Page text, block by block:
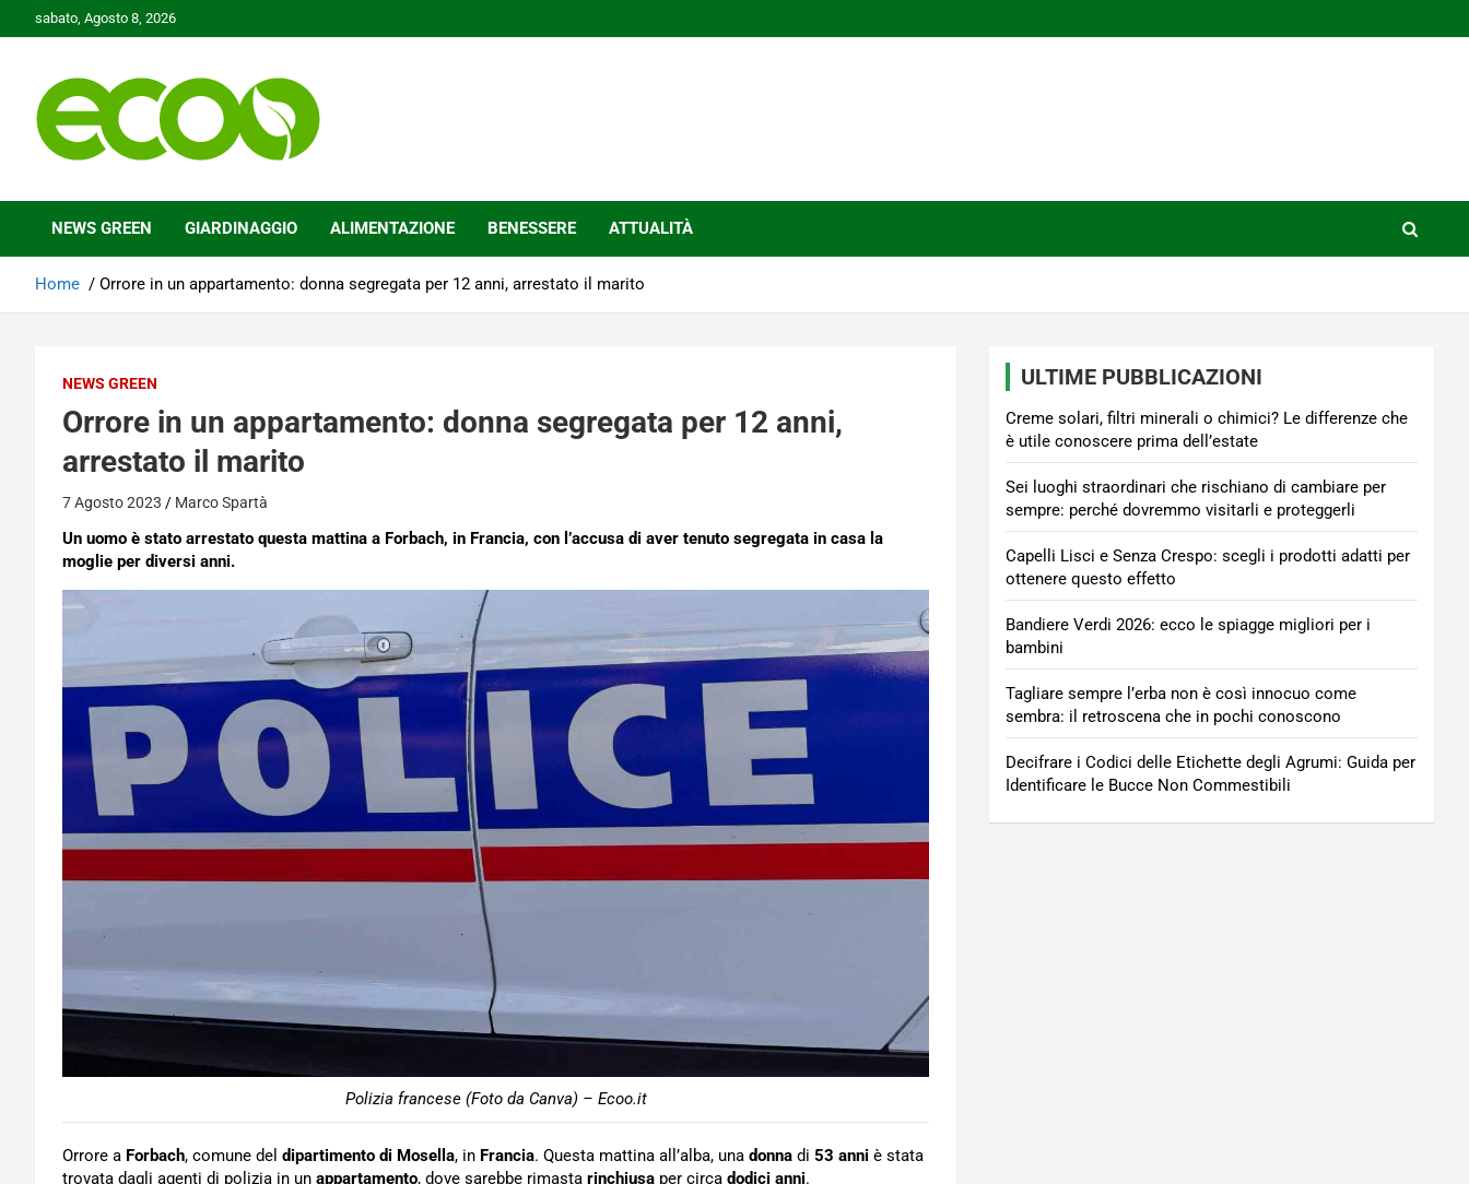
to
sabato, Agosto 8, 2026
Ecoo.it
NEWS GREEN GIARDINAGGIO ALIMENTAZIONE BENESSERE ATTUALITÀ
Home Orrore in un appartamento: donna segregata per 12 anni, arrestato il marito
NEWS GREEN
Orrore in un appartamento: donna segregata per 12 anni,
arrestato il marito
7 Agosto 2023 Marco Spartà
Un uomo è stato arrestato questa mattina a Forbach, in Francia, con l’accusa di aver tenuto segregata in casa la
moglie per diversi anni.
Polizia francese (Foto da Canva) – Ecoo.it
Orrore a Forbach, comune del dipartimento di Mosella, in Francia. Questa mattina all’alba, una donna di 53 anni è stata
trovata dagli agenti di polizia in un appartamento, dove sarebbe rimasta rinchiusa per circa dodici anni.
ULTIME PUBBLICAZIONI
Creme solari, filtri minerali o chimici? Le differenze che
è utile conoscere prima dell’estate
Sei luoghi straordinari che rischiano di cambiare per
sempre: perché dovremmo visitarli e proteggerli
Capelli Lisci e Senza Crespo: scegli i prodotti adatti per
ottenere questo effetto
Bandiere Verdi 2026: ecco le spiagge migliori per i
bambini
Tagliare sempre l’erba non è così innocuo come
sembra: il retroscena che in pochi conoscono
Decifrare i Codici delle Etichette degli Agrumi: Guida per
Identificare le Bucce Non Commestibili